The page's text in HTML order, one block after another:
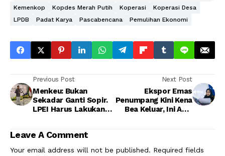
Kemenkop Kopdes Merah Putih Koperasi
Koperasi Desa
LPDB
Padat Karya Pascabencana Pemulihan Ekonomi
Previous Post
Menkeu: Bukan
Sekadar Ganti Sopir.
LPEI Harus Lakukan
Next Post
Ekspor Emas
Penumpang Kini Kena
Bea Keluar, Ini Aksi
Leave A Comment
Your email address will not be published. Required fields